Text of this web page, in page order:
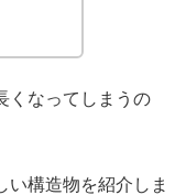
くなってしまうの
構造物を紹介しま